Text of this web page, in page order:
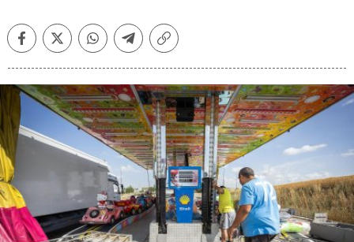
FacebookTwitterWhatsappTelegramCopiar